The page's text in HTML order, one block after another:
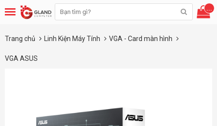
...
Trang chủ Linh Kiện Máy Tính VGA - Card màn hình
VGA ASUS